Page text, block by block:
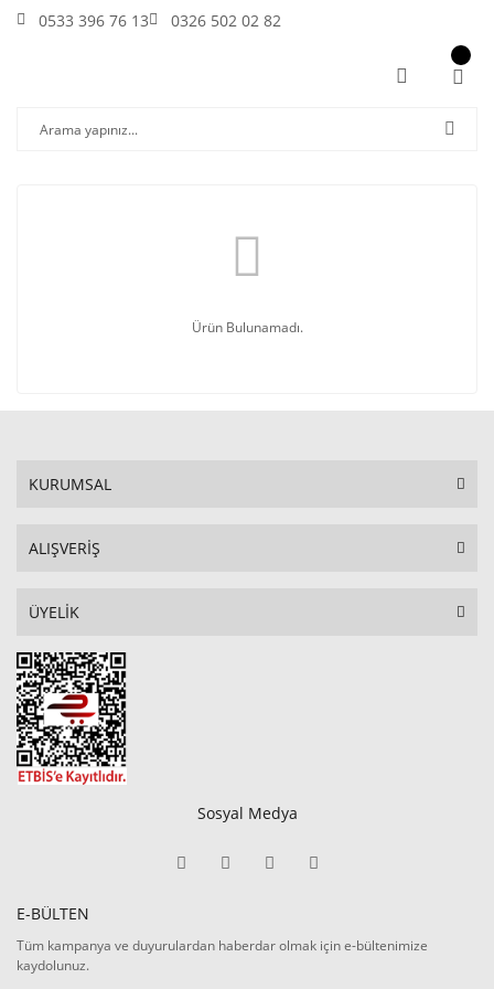
0533 396 76 13 0326 502 02 82
Ürün Bulunamadı.
KURUMSAL
ALIŞVERİŞ
ÜYELİK
Sosyal Medya
E-BÜLTEN
Tüm kampanya ve duyurulardan haberdar olmak için e-bültenimize
kaydolunuz.